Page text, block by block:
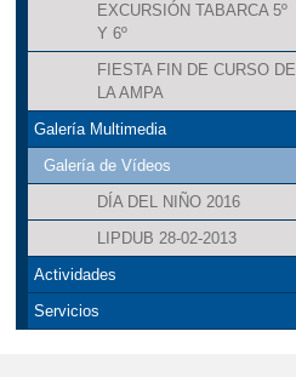
EXCURSIÓN TABARCA 5º
Y 6º
FIESTA FIN DE CURSO DE
LA AMPA
Galería Multimedia
Galería de Vídeos
DÍA DEL NIÑO 2016
LIPDUB 28-02-2013
Actividades
Servicios